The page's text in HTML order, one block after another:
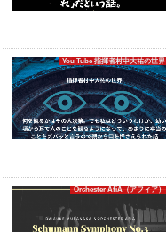
You Tube 指揮者村中大祐の世界
Orchester AfiA（アフィア）